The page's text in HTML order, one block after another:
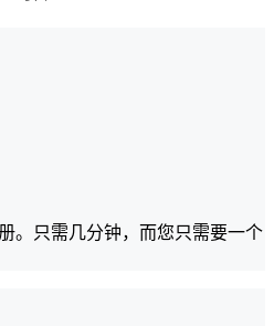
。只需几分钟，而您只需要一个